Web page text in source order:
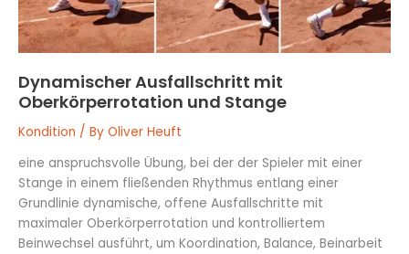
Dynamischer Ausfallschritt mit
Oberkörperrotation und Stange
Kondition / By Oliver Heuft
eine anspruchsvolle Übung, bei der der Spieler mit einer
Stange in einem fließenden Rhythmus entlang einer
Grundlinie dynamische, offene Ausfallschritte mit
maximaler Oberkörperrotation und kontrolliertem
Beinwechsel ausführt, um Koordination, Balance, Beinarbeit